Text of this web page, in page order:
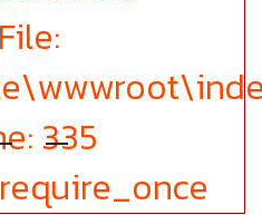
File:
335